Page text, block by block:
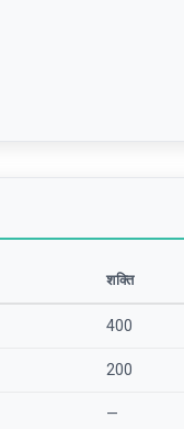
शक्ति
400
200
—